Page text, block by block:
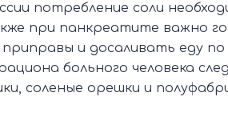
потребление соли
при панкреатите важно
приправы и досаливать еду
больного человека
соленые орешки и